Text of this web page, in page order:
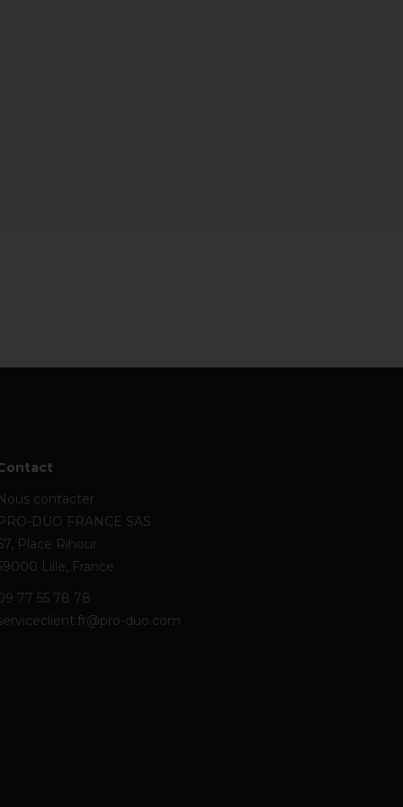
contacter
DUO FRANCE SAS
Place Rihour
Lille, France
77 55 78 78
duo.com